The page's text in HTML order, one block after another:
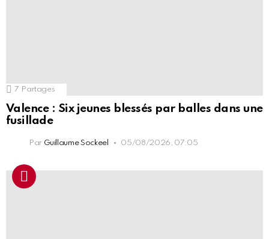
7 Partages
Valence : Six jeunes blessés par balles dans une
fusillade
Par Guillaume Sockeel 05/08/2026, 07:05